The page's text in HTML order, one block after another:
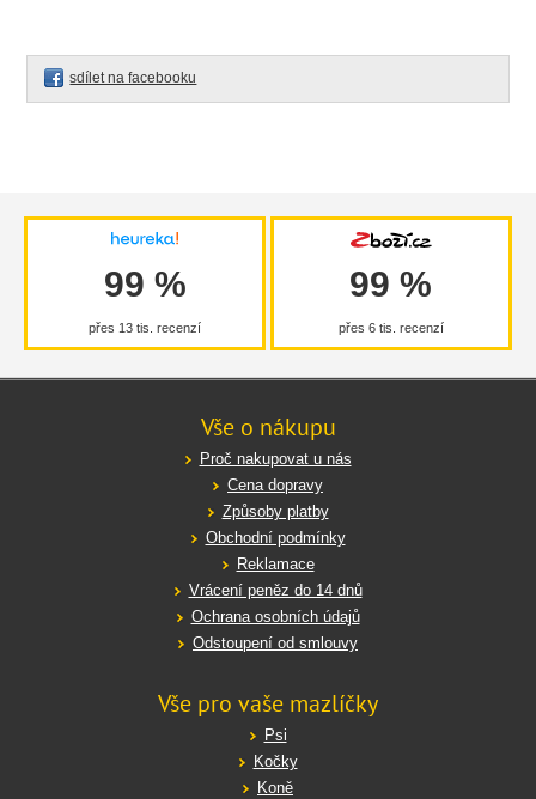
sdílet na facebooku
99 %
přes 13 tis. recenzí
99 %
přes 6 tis. recenzí
Vše o nákupu
Proč nakupovat u nás
Cena dopravy
Způsoby platby
Obchodní podmínky
Reklamace
Vrácení peněz do 14 dnů
Ochrana osobních údajů
Odstoupení od smlouvy
Vše pro vaše mazlíčky
Psi
Kočky
Koně